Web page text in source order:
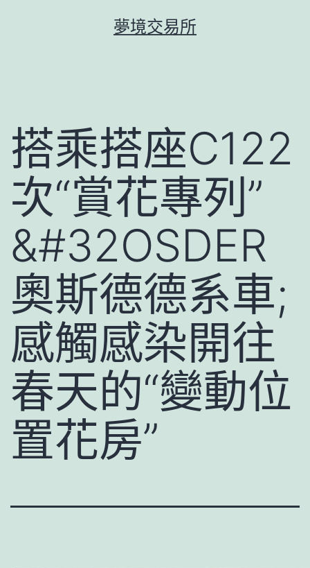
夢境交易所
搭乘搭座C122
次“賞花專列”
&#32OSDER
奧斯德德系車;
感觸感染開往
春天的“變動位
置花房”